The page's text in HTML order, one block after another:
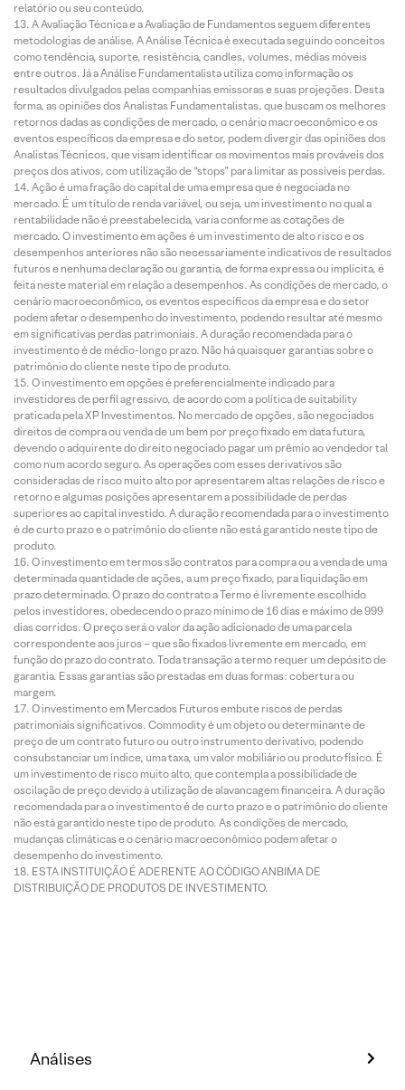
relatório ou seu conteúdo.
A Avaliação Técnica e a Avaliação de Fundamentos seguem diferentes
metodologias de análise. A Análise Técnica é executada seguindo conceitos
como tendência, suporte, resistência, candles, volumes, médias móveis
entre outros. Já a Análise Fundamentalista utiliza como informação os
resultados divulgados pelas companhias emissoras e suas projeções. Desta
forma, as opiniões dos Analistas Fundamentalistas, que buscam os melhores
retornos dadas as condições de mercado, o cenário macroeconômico e os
eventos específicos da empresa e do setor, podem divergir das opiniões dos
Analistas Técnicos, que visam identificar os movimentos mais prováveis dos
preços dos ativos, com utilização de “stops” para limitar as possíveis perdas.
Ação é uma fração do capital de uma empresa que é negociada no
mercado. É um título de renda variável, ou seja, um investimento no qual a
rentabilidade não é preestabelecida, varia conforme as cotações de
mercado. O investimento em ações é um investimento de alto risco e os
desempenhos anteriores não são necessariamente indicativos de resultados
futuros e nenhuma declaração ou garantia, de forma expressa ou implícita, é
feita neste material em relação a desempenhos. As condições de mercado, o
cenário macroeconômico, os eventos específicos da empresa e do setor
podem afetar o desempenho do investimento, podendo resultar até mesmo
em significativas perdas patrimoniais. A duração recomendada para o
investimento é de médio-longo prazo. Não há quaisquer garantias sobre o
patrimônio do cliente neste tipo de produto.
O investimento em opções é preferencialmente indicado para
investidores de perfil agressivo, de acordo com a política de suitability
praticada pela XP Investimentos. No mercado de opções, são negociados
direitos de compra ou venda de um bem por preço fixado em data futura,
devendo o adquirente do direito negociado pagar um prêmio ao vendedor tal
como num acordo seguro. As operações com esses derivativos são
consideradas de risco muito alto por apresentarem altas relações de risco e
retorno e algumas posições apresentarem a possibilidade de perdas
superiores ao capital investido. A duração recomendada para o investimento
é de curto prazo e o patrimônio do cliente não está garantido neste tipo de
produto.
O investimento em termos são contratos para compra ou a venda de uma
determinada quantidade de ações, a um preço fixado, para liquidação em
prazo determinado. O prazo do contrato a Termo é livremente escolhido
pelos investidores, obedecendo o prazo mínimo de 16 dias e máximo de 999
dias corridos. O preço será o valor da ação adicionado de uma parcela
correspondente aos juros – que são fixados livremente em mercado, em
função do prazo do contrato. Toda transação a termo requer um depósito de
garantia. Essas garantias são prestadas em duas formas: cobertura ou
margem.
O investimento em Mercados Futuros embute riscos de perdas
patrimoniais significativos. Commodity é um objeto ou determinante de
preço de um contrato futuro ou outro instrumento derivativo, podendo
consubstanciar um índice, uma taxa, um valor mobiliário ou produto físico. É
um investimento de risco muito alto, que contempla a possibilidade de
oscilação de preço devido à utilização de alavancagem financeira. A duração
recomendada para o investimento é de curto prazo e o patrimônio do cliente
não está garantido neste tipo de produto. As condições de mercado,
mudanças climáticas e o cenário macroeconômico podem afetar o
desempenho do investimento.
ESTA INSTITUIÇÃO É ADERENTE AO CÓDIGO ANBIMA DE
DISTRIBUIÇÃO DE PRODUTOS DE INVESTIMENTO.
Análises